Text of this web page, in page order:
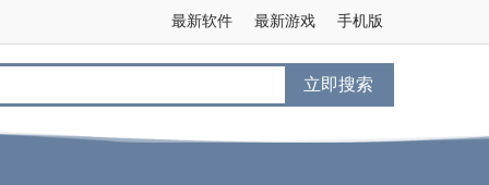
手机版
最新游戏
最新软件
立即搜索